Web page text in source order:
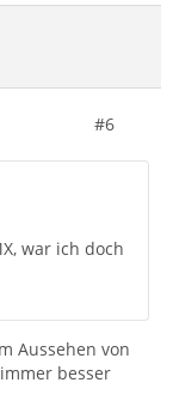
#6
war ich doch
Aussehen von
besser